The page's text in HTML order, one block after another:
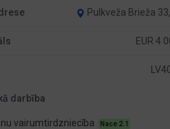
Pulkveža Brieža
EUR 4
darbība
vairumtirdzniecība Nace 2.1